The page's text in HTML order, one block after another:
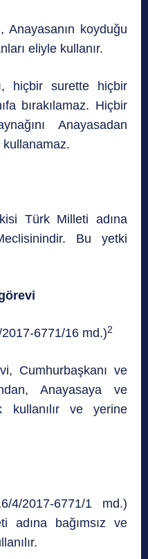
koyduğu
eliyle kullanır.
hiçbir surette hiçbir
bırakılamaz. Hiçbir
Anayasadan
Türk Milleti adına
Bu yetki
6771/16 md.)2
Cumhurbaşkanı ve
Anayasaya ve
kullanılır ve yerine
4/2017-6771/1 md.)
adına bağımsız ve